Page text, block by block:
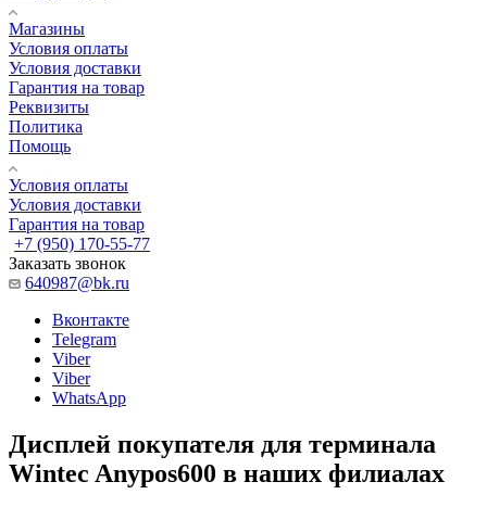
Магазины
Условия оплаты
Условия доставки
Гарантия на товар
Реквизиты
Политика
Помощь
Условия оплаты
Условия доставки
Гарантия на товар
+7 (950) 170-55-77
Заказать звонок
640987@bk.ru
Вконтакте
Telegram
Viber
Viber
WhatsApp
Дисплей покупателя для терминала
Wintec Anypos600 в наших филиалах